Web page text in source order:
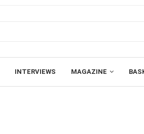
INTERVIEWS MAGAZINE